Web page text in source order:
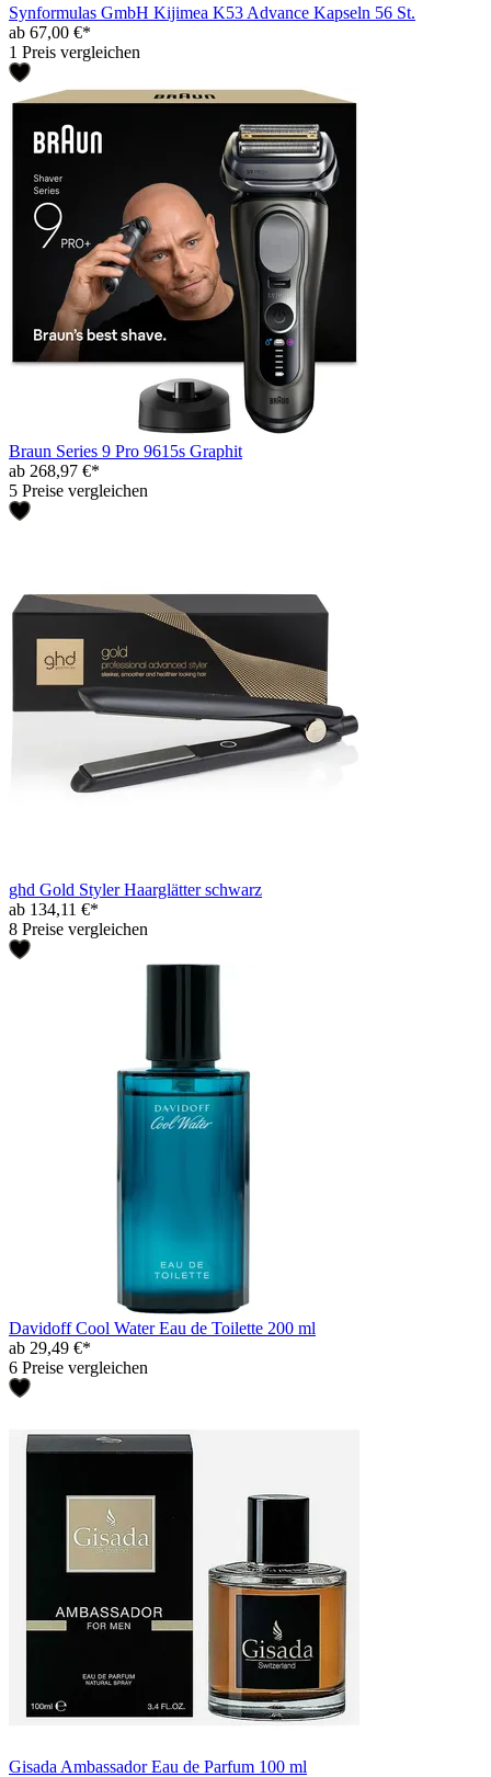
Synformulas GmbH Kijimea K53 Advance Kapseln 56 St.
ab 67,00 €*
1 Preis vergleichen
Braun Series 9 Pro 9615s Graphit
ab 268,97 €*
5 Preise vergleichen
ghd Gold Styler Haarglätter schwarz
ab 134,11 €*
8 Preise vergleichen
Davidoff Cool Water Eau de Toilette 200 ml
ab 29,49 €*
6 Preise vergleichen
Gisada Ambassador Eau de Parfum 100 ml